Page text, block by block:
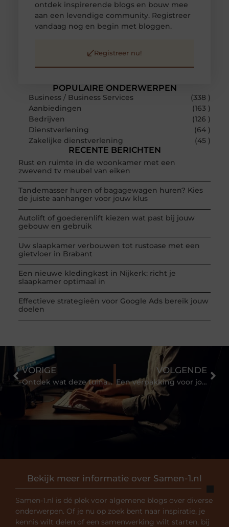
POPULAIRE ONDERWERPEN
Business / Business Services
(338 )
Aanbiedingen
(163 )
Bedrijven
(126 )
Dienstverlening
(64 )
Zakelijke dienstverlening
(45 )
RECENTE BERICHTEN
Rust en ruimte in de woonkamer met een
zwevend tv meubel van eiken
Tandemasser huren of bagagewagen huren? Kies
de juiste aanhanger voor jouw klus
Autolift of goederenlift kiezen wat past bij jouw
gebouw en gebruik
Uw slaapkamer verbouwen tot rustoase met een
gietvloer in Brabant
Een nieuwe kledingkast in Nijkerk: richt je
slaapkamer optimaal in
Effectieve strategieën voor Google Ads bereik jouw
doelen
ontdek inspirerende blogs en bouw mee
aan een levendige community. Registreer
vandaag nog en begin met bloggen.
Registreer nu!
Bekijk meer informatie over Samen-1.nl
Samen-1.nl is dé plek voor algemene blogs over diverse
onderwerpen. Of je nu op zoek bent naar inspiratie, je
kennis wilt delen of een samenwerking wilt starten, bij
VORIGE
Ontdek wat deze tuinarchitect voor u kan betekenen
VOLGENDE
Een verpakking voor jouw relatiegeschenk laten ontwerpen